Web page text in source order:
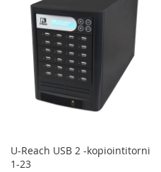
U-Reach USB 2 -kopiointitorni
1-23